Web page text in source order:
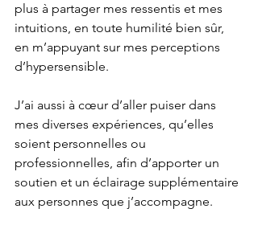
plus à partager mes ressentis et mes
intuitions, en toute humilité bien sûr,
en m’appuyant sur mes perceptions
d’hypersensible.
J’ai aussi à cœur d’aller puiser dans
mes diverses expériences, qu’elles
soient personnelles ou
professionnelles, afin d’apporter un
soutien et un éclairage supplémentaire
aux personnes que j’accompagne.